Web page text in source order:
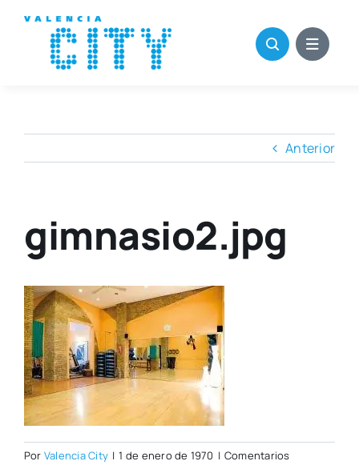
contenido
Anterior
gimnasio2.jpg
Por Valencia City | 1 de enero de 1970 | Comentarios